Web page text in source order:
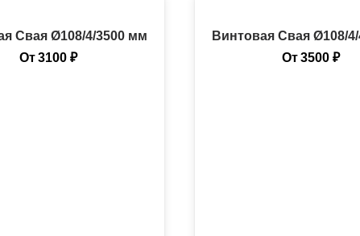
Свая Ø108/4/3500 мм
От3100₽
Винтовая Свая Ø108/
От3500 ₽